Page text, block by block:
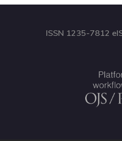
ISSN 1235-7812